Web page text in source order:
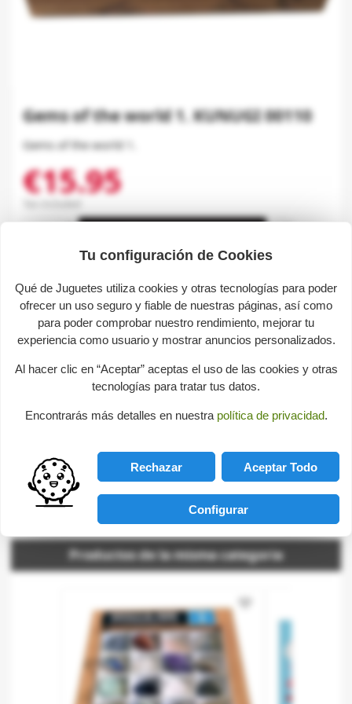
Gems of the world 1. KUNUGI 00110
Gems of the world 1.
€15.95
Tax included
Description
Gems of the world 1.
Educational toys-Sciencie Games-Natural Science
Consultas sobre este producto
Send us your question help
Be the first to ask a question about this product!
Productos de la misma categoria
favorite_border
Tu configuración de Cookies
Qué de Juguetes utiliza cookies y otras tecnologías para poder
ofrecer un uso seguro y fiable de nuestras páginas, así como
para poder comprobar nuestro rendimiento, mejorar tu
experiencia como usuario y mostrar anuncios personalizados.
Al hacer clic en “Aceptar” aceptas el uso de las cookies y otras
tecnologías para tratar tus datos.
Encontrarás más detalles en nuestra política de privacidad.
Aceptar Todo
Configurar
Rechazar